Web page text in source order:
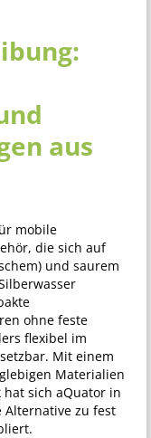
aus
mobile
die sich auf
und saurem
ohne feste
flexibel im
Mit einem
Materialien
sich aQuator in
Alternative zu fest